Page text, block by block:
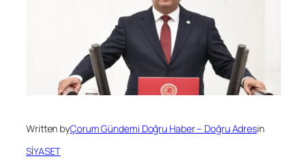
Written byÇorum Gündemi Doğru Haber – Doğru Adresin
SİYASET